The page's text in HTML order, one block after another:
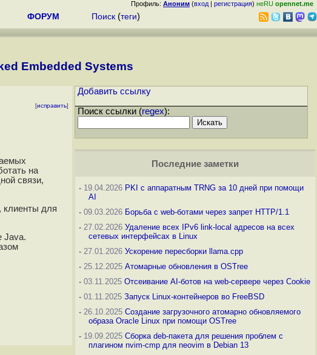
Профиль: Аноним (вход | регистрация) неRU opennet.me
ФОРУМ Поиск (теги)
Embedded Systems
[исправить]
на
связи,
клиенты для
Java.
Добавить ссылку
Поиск ссылки (regex):
Последние заметки
- 19.04.2026 PKI с аппаратным TRNG за 10 дней при помощи
AI
- 09.03.2026 Борьба с web-ботами через запрет HTTP/1.1
- 27.02.2026 Удаление всех IPv6 link-local адресов на всех
сетевых интерфейсах в Linux
- 27.01.2026 Ускорение пересборки llama.cpp
- 25.12.2025 Атомарные обновления в OSTree
- 03.11.2025 Отсеивание AI-ботов на web-сервере через Cookie
- 01.11.2025 Запуск Linux-контейнеров во FreeBSD
- 26.10.2025 Создание загрузочного атомарно обновляемого
образа Oracle Linux при помощи OSTree
- 19.09.2025 Сборка deb-пакета для решения проблем с
плагином nvim-cmp для neovim в Debian 13